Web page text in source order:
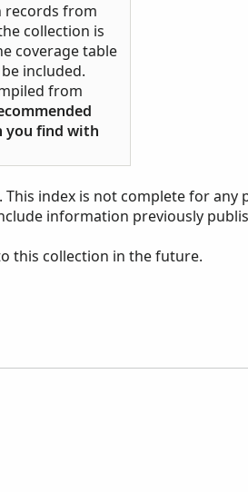
records from
collection is
coverage table
included.
from
you find with
This index is not complete for any
information previously
this collection in the future.